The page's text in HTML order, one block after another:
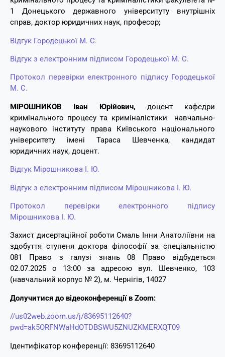
1 Донецького державного університуту внутрішніх
справ, доктор юридичних наук, професор;
Відгук Городецької М. С.
Відгук з електронним підписом Городецької М. С.
Протокол перевірки електронного підпису Городецької
М. С.
МІРОШНИКОВ Іван Юрійович, доцент кафедри
кримінального процесу та криміналістики навчально-
наукового інституту права Київського національного
університету імені Тараса Шевченка, кандидат
юридичних наук, доцент.
Відгук Мірошникова І. Ю.
Відгук з електронним підписом Мірошникова І. Ю.
Протокол перевірки електронного підпису
Мірошникова І. Ю.
Захист дисертаційної роботи Смаль Інни Анатоліївни на
здобуття ступеня доктора філософії за спеціальністю
081 Право з галузі знань 08 Право відбудеться
02.07.2025 о 13:00 за адресою вул. Шевченко, 103
(навчальний корпус № 2), м. Чернігів, 14027
Долучитися до відеоконференції в Zoom:
//us02web.zoom.us/j/83695112640?
pwd=ak5ORFNWaHdOTDBSWU5ZNUZKMERXQT09
Ідентифікатор конференції: 83695112640